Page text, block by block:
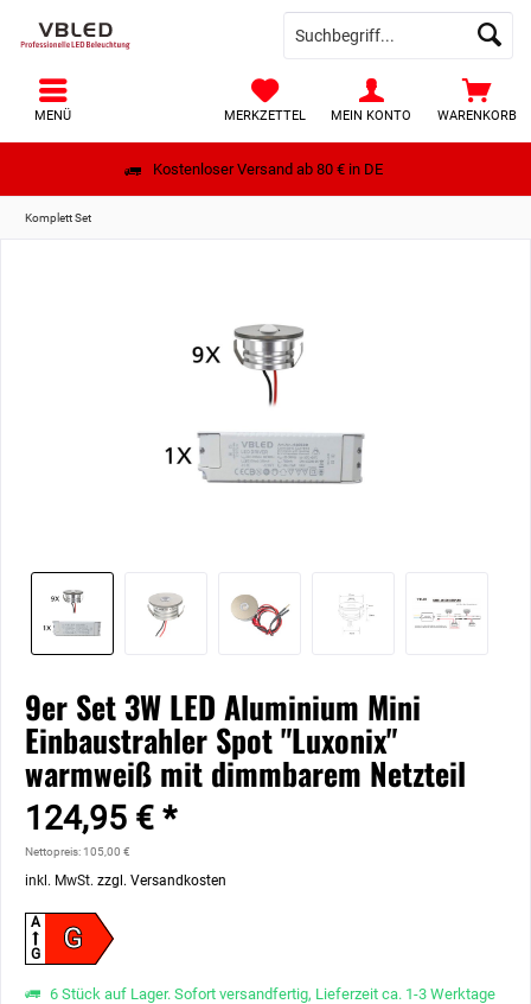
Kostenloser Versand ab 80 € in DE
WARENKORB
MERKZETTEL MEIN KONTO
MENÜ
Komplett Set
9er Set 3W LED Aluminium Mini
Einbaustrahler Spot "Luxonix"
warmweiß mit dimmbarem Netzteil
124,95 € *
Nettopreis: 105,00 €
inkl. MwSt. zzgl. Versandkosten
G
A
G
6 Stück auf Lager. Sofort versandfertig, Lieferzeit ca. 1-3 Werktage